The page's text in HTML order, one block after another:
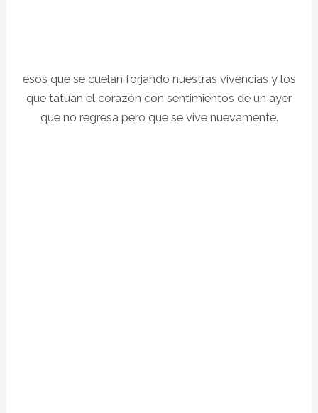
esos que se cuelan forjando nuestras vivencias y los
que tatúan el corazón con sentimientos de un ayer
que no regresa pero que se vive nuevamente.